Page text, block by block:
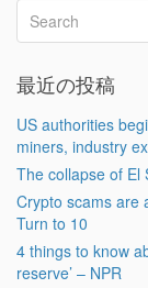
最近の投稿
US authorities
miners, industry
The collapse of El
Crypto scams are
Turn to 10
4 things to know
reserve’ – NPR